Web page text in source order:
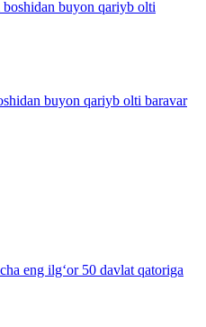
buyon qariyb olti baravar
eng ilg‘or 50 davlat qatoriga